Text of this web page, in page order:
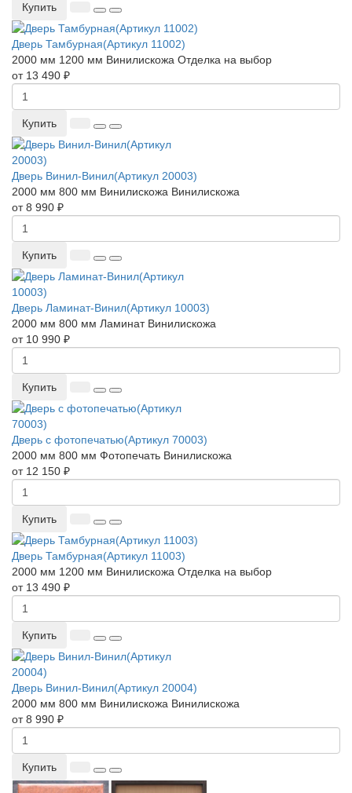
Купить
Дверь Тамбурная(Артикул 11002)
2000 мм 1200 мм Винилискожа Отделка на выбор
от 13 490 ₽
Купить
Дверь Винил-Винил(Артикул 20003)
2000 мм 800 мм Винилискожа Винилискожа
от 8 990 ₽
Купить
Дверь Ламинат-Винил(Артикул 10003)
2000 мм 800 мм Ламинат Винилискожа
от 10 990 ₽
Купить
Дверь с фотопечатью(Артикул 70003)
2000 мм 800 мм Фотопечать Винилискожа
от 12 150 ₽
Купить
Дверь Тамбурная(Артикул 11003)
2000 мм 1200 мм Винилискожа Отделка на выбор
от 13 490 ₽
Купить
Дверь Винил-Винил(Артикул 20004)
2000 мм 800 мм Винилискожа Винилискожа
от 8 990 ₽
Купить